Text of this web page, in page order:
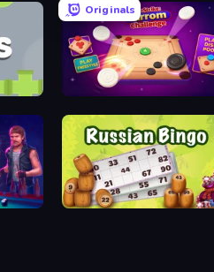
Originals
Disk Strike: Carrom Challenge
Russian Bingo